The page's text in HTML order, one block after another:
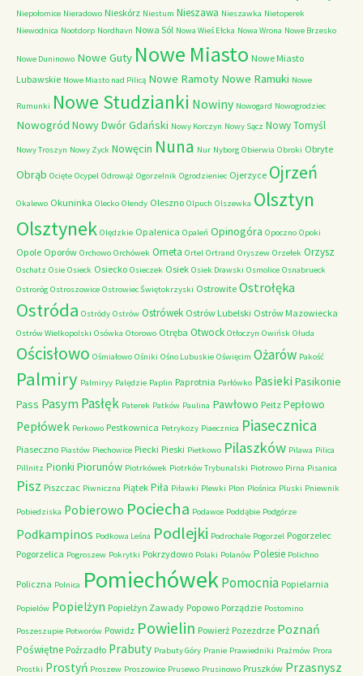
Niepołomice Nieradowo Nieskórz Niestum Nieszawa Nieszawka Nietoperek
Niewodnica Nootdorp Nordhavn Nowa Sól Nowa Wieś Ełcka Nowa Wrona Nowe Brzesko
Nowe Duninowo Nowe Guty Nowe Miasto Nowe Miasto
Lubawskie Nowe Miasto nad Pilicą Nowe Ramoty Nowe Ramuki Nowe
Rumunki Nowe Studzianki Nowiny Nowogard Nowogrodziec
Nowogród Nowy Dwór Gdański Nowy Korczyn Nowy Sącz Nowy Tomyśl
Nowy Troszyn Nowy Zyck Nowęcin Nuna Nur Nyborg Obierwia Obroki Obryte
Obrąb Ocięte Ocypel Odrowąż Ogorzelnik Ogrodzieniec Ojerzyce Ojrzeń
Okalewo Okuninka Olecko Olendy Oleszno Olpuch Olszewka Olsztyn
Olsztynek Olędzkie Opalenica Opaleń Opinogóra Opoczno Opoki
Opole Oporów Orchowo Orchówek Orneta Ortel Ortrand Oryszew Orzełek Orzysz
Oschatz Osie Osieck Osiecko Osieczek Osiek Osiek Drawski Osmolice Osnabrueck
Ostroróg Ostroszowice Ostrowiec Świętokrzyski Ostrowite Ostrołęka
Ostróda Ostródy Ostrów Ostrówek Ostrów Lubelski Ostrów Mazowiecka
Ostrów Wielkopolski Osówka Otorowo Otręba Otwock Otłoczyn Owińsk Ołuda
Ościsłowo Ośmiałowo Ośniki Ośno Lubuskie Oświęcim Ożarów Pakość
Palmiry Palmiryy Palędzie Paplin Paprotnia Parłówko Pasieki Pasikonie
Pass PasymPasłęk Paterek Patków Paulina Pawłowo Peitz Pepłowo
Pepłówek Perkowo Pestkownica Petrykozy Piaecznica Piasecznica
Piaseczno Piastów Piechowice Piecki Pieski Pietkowo Pilaszków Pilawa Pilica
Pillnitz Pionki Piorunów Piotrkówek Piotrków Trybunalski Piotrowo Pirna Pisanica
Pisz Piszczac Piwniczna Piątek Piła Piławki Plewki Plon Plośnica Pluski Pniewnik
Pobiedziska Pobierowo Pociecha Podawce Poddąbie Podgórze
Podkampinos Podkowa Leśna Podlejki Podrochale Pogorzel Pogorzelec
Pogorzelica Pogroszew Pokrytki Pokrzydowo Polaki Polanów Polesie Polichno
Policzna Polnica PomiechówekPomocnia Popielarnia
Popielów Popielżyn Popielżyn Zawady Popowo Porządzie Postomino
Poszeszupie Potworów Powidz Powielin Powierż Pozezdrze Poznań
Poświętne Poźrzadło Prabuty Prabuty Góry Pranie Prawiedniki Prażmów Prora
Prostki Prostyń Proszew Proszowice Prusewo Prusinowo Pruszków Przasnysz